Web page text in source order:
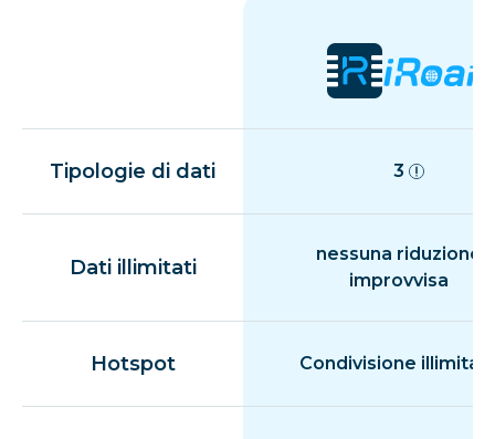
Tipologie di dati 3
Dati illimitati
nessuna riduzione
improvvisa
Hotspot Condivisione